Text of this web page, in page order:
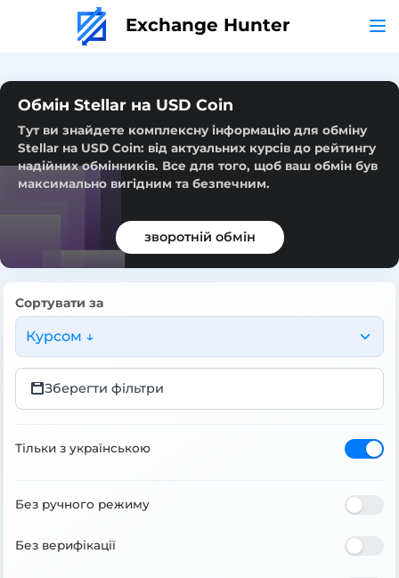
Exchange Hunter
Обмін Stellar на USD Coin
Тут ви знайдете комплексну інформацію для обміну
Stellar на USD Coin: від актуальних курсів до рейтингу
надійних обмінників. Все для того, щоб ваш обмін був
максимально вигідним та безпечним.
зворотній обмін
Сортувати за
Курсом ↓
Зберегти фільтри
Тільки з українською
Без ручного режиму
Без верифікації